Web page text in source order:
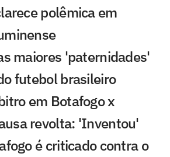
polêmica em
maiores 'paternidades'
futebol brasileiro
em Botafogo x
revolta: 'Inventou'
é criticado contra o